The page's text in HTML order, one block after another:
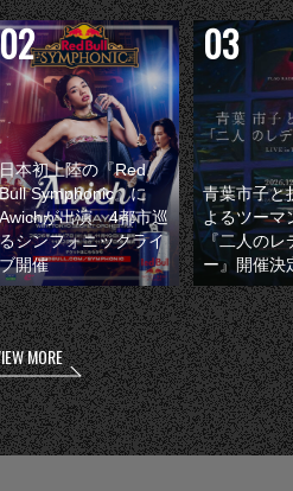
日本初上陸の『Red
Bull Symphonic』に
Awichが出演 4都市巡
るシンフォニックライ
ブ開催
青葉市子と
よるツーマ
『二人のレ
ー』開催決
MORE